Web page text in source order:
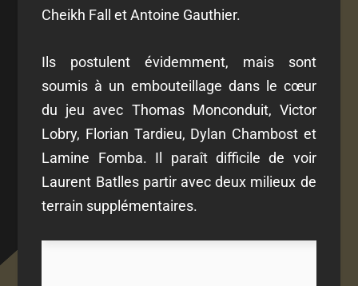
Cheikh Fall et Antoine Gauthier.
Ils postulent évidemment, mais sont
soumis à un embouteillage dans le cœur
du jeu avec Thomas Monconduit, Victor
Lobry, Florian Tardieu, Dylan Chambost et
Lamine Fomba. Il paraît difficile de voir
Laurent Batlles partir avec deux milieux de
terrain supplémentaires.